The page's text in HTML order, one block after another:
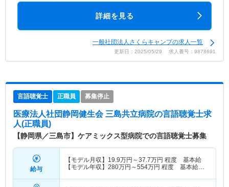
詳細を見る
一般社団法人さくらキャンプの求人一覧
更新日：2025/05/29 求人番号：9878691
言語聴覚士 正職員 募集停止
医療法人社団静岡健生会 三島共立病院の言語聴覚士求
人(正職員)
【静岡県／三島市】ケアミックス型病院での言語聴覚士募集
給与
【モデル月収】 19.9万円～37.7万円 程度 基本給
【モデル年収】 280万円～554万円 程度 基本給・